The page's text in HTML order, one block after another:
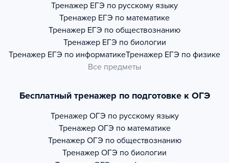
Тренажер ЕГЭ по русскому языку
Тренажер ЕГЭ по математике
Тренажер ЕГЭ по обществознанию
Тренажер ЕГЭ по биологии
Тренажер ЕГЭ по информатикеТренажер ЕГЭ по физике
Все предметы
Бесплатный тренажер по подготовке к ОГЭ
Тренажер ОГЭ по русскому языку
Тренажер ОГЭ по математике
Тренажер ОГЭ по обществознанию
Тренажер ОГЭ по биологии